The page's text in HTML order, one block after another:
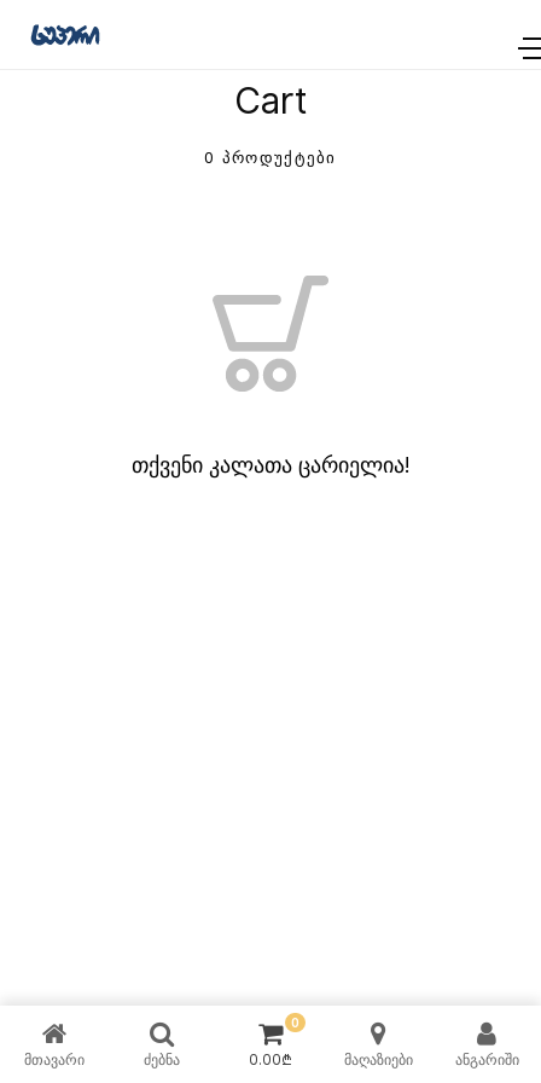
Cart
0 პროდუქტები
თქვენი კალათა ცარიელია!
CONTINUE SHOPPING
მთავარი ძებნა
0
0.00₾ მაღაზიები ანგარიში